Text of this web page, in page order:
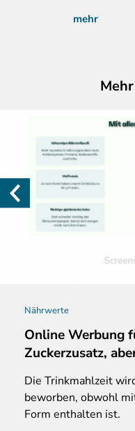
mehr
Nährwerte
Online Werbung
Zuckerzusatz,
Die Trinkmahlzeit
beworben, obwohl
Form enthalten ist.